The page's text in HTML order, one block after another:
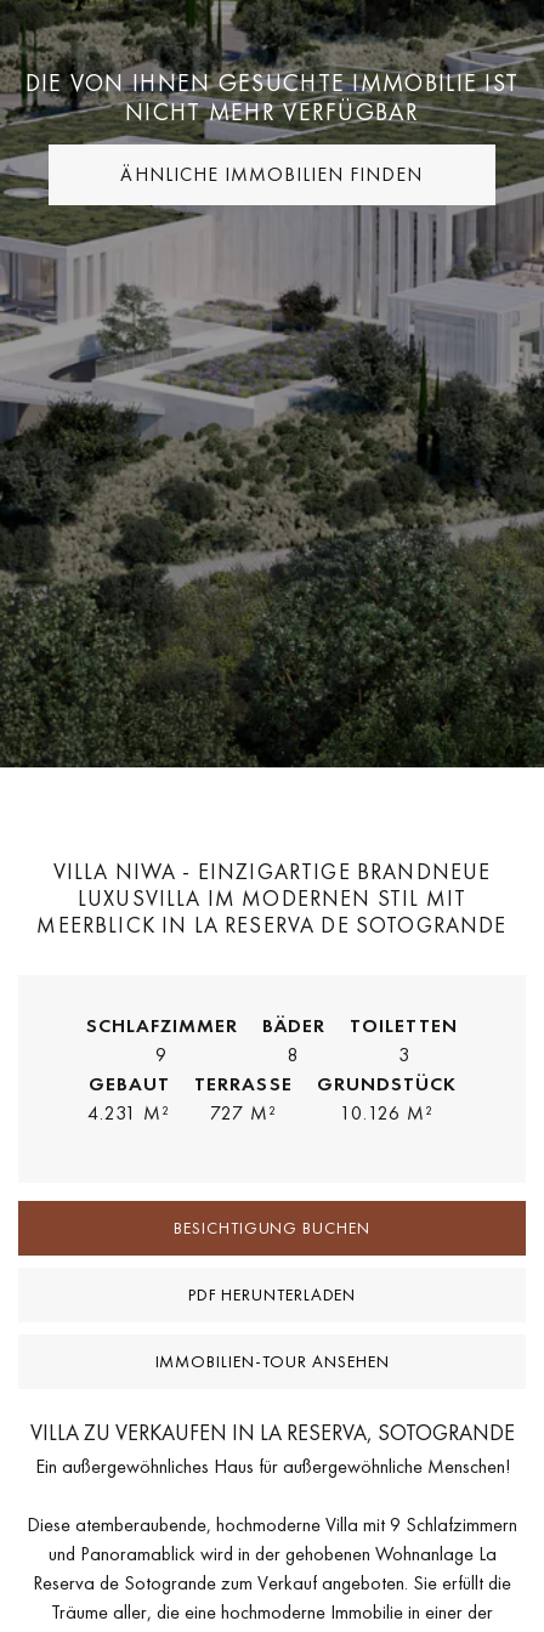
DIE VON IHNEN GESUCHTE IMMOBILIE IST
NICHT MEHR VERFÜGBAR
ÄHNLICHE IMMOBILIEN FINDEN
VILLA NIWA - EINZIGARTIGE BRANDNEUE
LUXUSVILLA IM MODERNEN STIL MIT
MEERBLICK IN LA RESERVA DE SOTOGRANDE
SCHLAFZIMMER
9
BÄDER
8
TOILETTEN
3
GEBAUT
4.231 M²
TERRASSE
727 M²
GRUNDSTÜCK
10.126 M²
BESICHTIGUNG BUCHEN
PDF HERUNTERLADEN
IMMOBILIEN-TOUR ANSEHEN
VILLA ZU VERKAUFEN IN LA RESERVA, SOTOGRANDE
Ein außergewöhnliches Haus für außergewöhnliche Menschen!
Diese atemberaubende, hochmoderne Villa mit 9 Schlafzimmern
und Panoramablick wird in der gehobenen Wohnanlage La
Reserva de Sotogrande zum Verkauf angeboten. Sie erfüllt die
Träume aller, die eine hochmoderne Immobilie in einer der